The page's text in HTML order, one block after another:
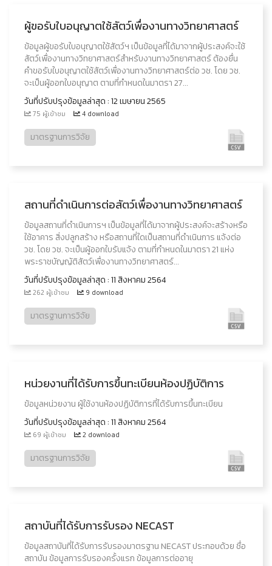
ผู้ขอรับใบอนุญาตใช้สัตว์เพื่องานทางวิทยาศาสตร์
ข้อมูลผู้ขอรับใบอนุญาตใช้สัตว์ฯ เป็นข้อมูลที่ได้มาจากผู้ประสงค์จะใช้
สัตว์เพื่องานทางวิทยาศาสตร์สำหรับงานทางวิทยาศาสตร์ ต้องยื่น
คำขอรับใบอนุญาตใช้สัตว์เพื่องานทางวิทยาศาสตร์ต่อ วช. โดย วช.
จะเป็นผู้ออกใบอนุญาต ตามที่กำหนดในมาตรา 27...
วันที่ปรับปรุงข้อมูลล่าสุด : 12 เมษายน 2565
75 ผู้เข้าชม 4 download
มาตรฐานการวิจัย
สถานที่ดำเนินการต่อสัตว์เพื่องานทางวิทยาศาสตร์
ข้อมูลสถานที่ดำเนินการฯ เป็นข้อมูลที่ได้มาจากผู้ประสงค์จะสร้างหรือ
ใช้อาคาร สิ่งปลูกสร้าง หรือสถานที่ใดเป็นสถานที่ดําเนินการ แจ้งต่อ
วช. โดย วช. จะเป็นผู้ออกใบรับแจ้ง ตามที่กำหนดในมาตรา 21 แห่ง
พระราชบัญญัติสัตว์เพื่องานทางวิทยาศาสตร์...
วันที่ปรับปรุงข้อมูลล่าสุด : 11 สิงหาคม 2564
262 ผู้เข้าชม 9 download
มาตรฐานการวิจัย
หน่วยงานที่ได้รับการขึ้นทะเบียนห้องปฏิบัติการ
ข้อมูลหน่วยงาน ผู้ใช้งานห้องปฏิบัติการที่ได้รับการขึ้นทะเบียน
วันที่ปรับปรุงข้อมูลล่าสุด : 11 สิงหาคม 2564
69 ผู้เข้าชม 2 download
มาตรฐานการวิจัย
สถาบันที่ได้รับการรับรอง NECAST
ข้อมูลสถาบันที่ได้รับการรับรองมาตรฐาน NECAST ประกอบด้วย ชื่อ
สถาบัน ข้อมูลการรับรองครั้งแรก ข้อมูลการต่ออายุ